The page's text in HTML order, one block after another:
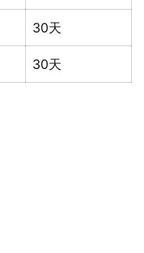
30天
30天